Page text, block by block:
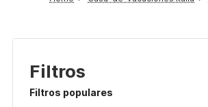
Filtros
Filtros populares